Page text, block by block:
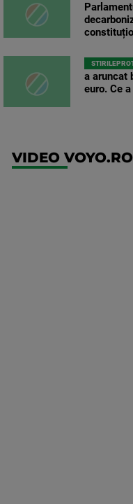
a aruncat
euro. Ce
VIDEO VOYO.RO